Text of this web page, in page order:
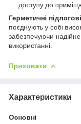
доступу до
Герметичні
поєднують у собі
забезпечуючи
використанні.
Приховати
Характеристики
Основні